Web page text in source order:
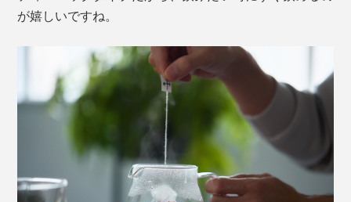
が嬉しいですね。